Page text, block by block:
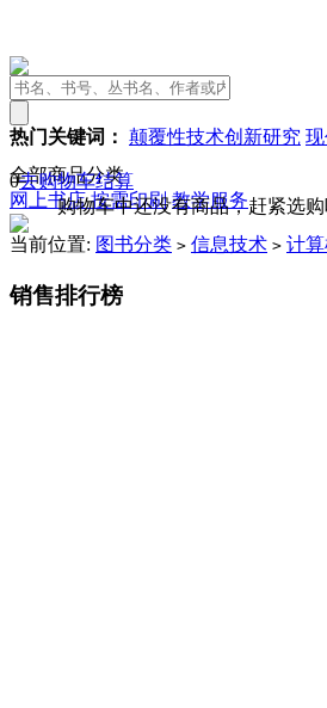
热门关键词： 颠覆性技术创新研究
0去购物车结算
购物车中还没有商品，赶紧选购
全部商品分类
网上书店按需印刷 教学服务
当前位置: 图书分类 > 信息技术 > 计
销售排行榜